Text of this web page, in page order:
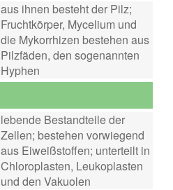
aus ihnen besteht der Pilz;
Fruchtkörper, Mycelium und
die Mykorrhizen bestehen aus
Pilzfäden, den sogenannten
Hyphen
lebende Bestandteile der
Zellen; bestehen vorwiegend
aus Eiweißstoffen; unterteilt in
Chloroplasten, Leukoplasten
und den Vakuolen